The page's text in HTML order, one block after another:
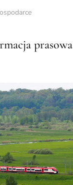
prasowa